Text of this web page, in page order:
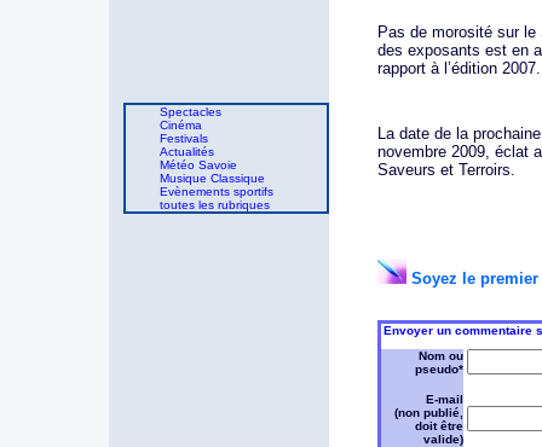
Spectacles
Cinéma
Festivals
Actualités
Météo Savoie
Musique Classique
Evènements sportifs
toutes les rubriques
Pas de morosité sur le
des exposants est en
rapport à l’édition 2007.
La date de la
novembre 2009, éclat
Saveurs et Terroirs.
Soyez le
Envoyer un commentaire
Nom ou
pseudo*
E-mail
(non publié,
doit être
valide)